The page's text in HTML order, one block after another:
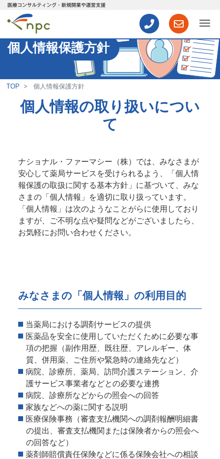
医療コンサルティング・新規開業や運営支援
ナ
個人情報保護方針
TOP 個人情報保護方針
個人情報の取り扱いについ
て
ナショナル・ファーマシー（株）では、みなさまが
安心して薬局サービスを受けられるよう、「個人情
報保護の取扱に関する基本方針」に基づいて、みな
さまの「個人情報」を適切に取り扱っています。
「個人情報」は次のようなことがらに使用しており
ますが、ご不明な点や疑問などがございましたら、
お気軽にお問い合わせください。
みなさまの「個人情報」の利用目的
当薬局における調剤サービスの提供
医薬品を安全に使用していただくために必要な事
項の把握（副作用歴、既往歴、アレルギー、体
質、併用薬、ご住所や緊急時の連絡先など）
病院、診療所、薬局、訪問介護ステーション、介
護サービス事業者などとの必要な連携
病院、診療所などからの照会への回答
家族などへの薬に関する説明
医療保険事務（審査支払機関への調剤報酬明細書
の提出、審査支払機関または保険者からの照会へ
の回答など）
薬剤師賠償責任保険などに係る保険会社への相談